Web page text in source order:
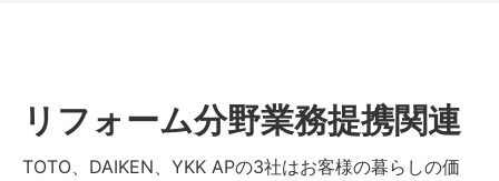
リフォーム分野業務提携関連
TOTO、DAIKEN、YKK APの3社はお客様の暮らしの価